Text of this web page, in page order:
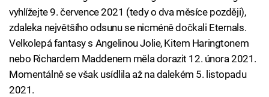
vyhlížejte 9. července 2021 (tedy o dva měsíce později),
zdaleka největšího odsunu se nicméně dočkali Eternals.
Velkolepá fantasy s Angelinou Jolie, Kitem Haringtonem
nebo Richardem Maddenem měla dorazit 12. února 2021.
Momentálně se však usídlila až na dalekém 5. listopadu
2021.